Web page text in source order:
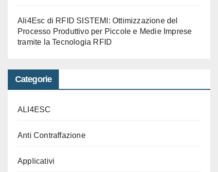
Ali4Esc di RFID SISTEMI: Ottimizzazione del
Processo Produttivo per Piccole e Medie Imprese
tramite la Tecnologia RFID
Categorie
ALI4ESC
Anti Contraffazione
Applicativi